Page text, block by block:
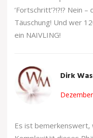
‘Fortschritt’?!?!? Nein
Täuschung! Und wer
ein NAIVLING!
Dirk
Es ist bemerkenswert,